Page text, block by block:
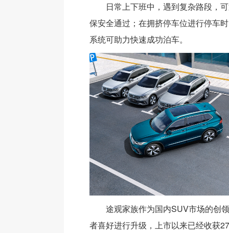
日常上下班中，遇到复杂路段，
保安全通过；在拥挤停车位进行停车
系统可助力快速成功泊车。
途观家族作为国内SUV市场的创
者喜好进行升级，上市以来已经收获